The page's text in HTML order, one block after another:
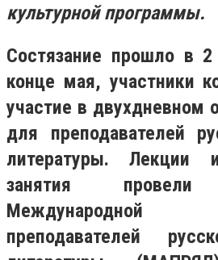
культурной программы.
Состязание прошло в
конце мая, участники
участие в двухдневном
для преподавателей
литературы. Лекции
занятия провели
Международной
преподавателей